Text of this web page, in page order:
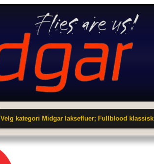
Velg kategori Midgar laksefluer; Fullblood klassisk